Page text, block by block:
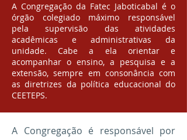
A Congregação da Fatec Jaboticabal é o
órgão colegiado máximo responsável
pela supervisão das atividades
acadêmicas e administrativas da
unidade. Cabe a ela orientar e
acompanhar o ensino, a pesquisa e a
extensão, sempre em consonância com
as diretrizes da política educacional do
CEETEPS.
A Congregação é responsável por